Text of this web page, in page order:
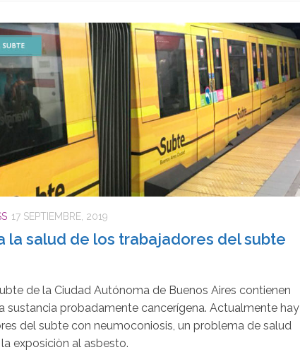
17 SEPTIEMBRE, 2019
la salud de los trabajadores del subte
de la Ciudad Autónoma de Buenos Aires contienen
sustancia probadamente cancerígena. Actualmente hay
del subte con neumoconiosis, un problema de salud
exposiciòn al asbesto.